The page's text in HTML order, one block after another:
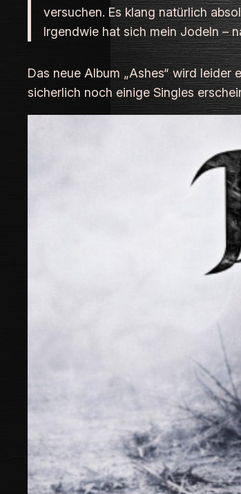
versuchen. Es klang natürlich
Irgendwie hat sich mein Jodeln –
Das neue Album „Ashes“ wird leider
sicherlich noch einige Singles